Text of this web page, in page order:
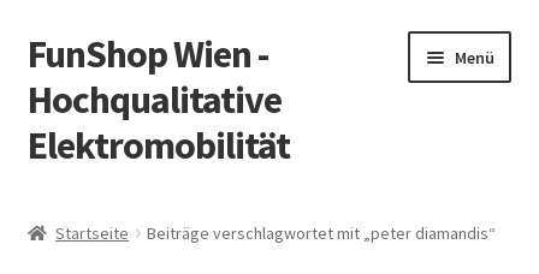
Zur
Navigation
springen
Zum
Inhalt
springen
FunShop Wien -
Hochqualitative
Elektromobilität
Menü
öffnen
Startseite Beiträge verschlagwortet mit „peter diamandis“